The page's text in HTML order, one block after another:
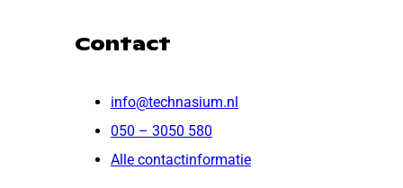
Contact
info@technasium.nl
050 – 3050 580
Alle contactinformatie